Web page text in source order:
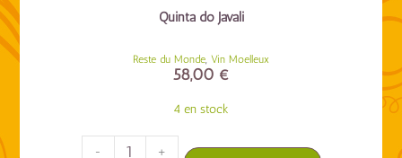
Quinta do Javali
Reste du Monde, Vin Moelleux
58,00 €
4 en stock
- +